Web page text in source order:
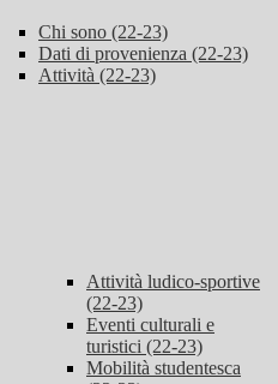
Chi sono (22-23)
Dati di provenienza (22-23)
Attività (22-23)
Attività ludico-sportive
(22-23)
Eventi culturali e
turistici (22-23)
Mobilità studentesca